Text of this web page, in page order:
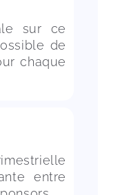
sur ce
de
chaque
entre